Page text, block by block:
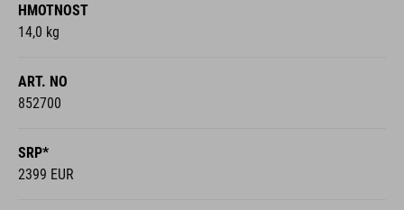
HMOTNOST
14,0 kg
ART. NO
852700
SRP*
2399 EUR